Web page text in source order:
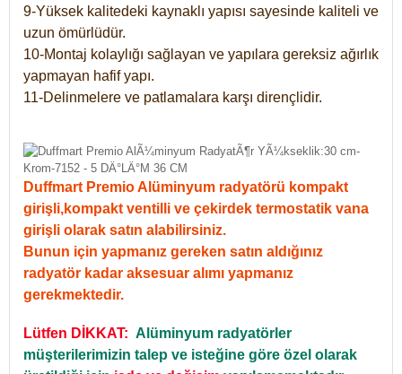
9-Yüksek kalitedeki kaynaklı yapısı sayesinde kaliteli ve
uzun ömürlüdür.
10-Montaj kolaylığı sağlayan ve yapılara gereksiz ağırlık
yapmayan hafif yapı.
11-Delinmelere ve patlamalara karşı dirençlidir.
Duffmart Premio Alüminyum radyatörü kompakt
girişli,kompakt ventilli ve çekirdek termostatik vana
girişli olarak satın alabilirsiniz.
Bunun için yapmanız gereken satın aldığınız
radyatör kadar aksesuar alımı yapmanız
gerekmektedir.
Lütfen DİKKAT: Alüminyum radyatörler
müşterilerimizin talep ve isteğine göre özel olarak